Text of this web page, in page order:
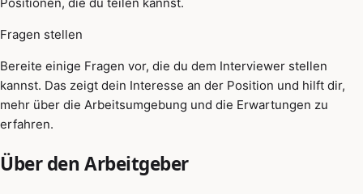
Fragen stellen
Bereite einige Fragen vor, die du dem Interviewer stellen
kannst. Das zeigt dein Interesse an der Position und hilft dir,
mehr über die Arbeitsumgebung und die Erwartungen zu
erfahren.
Über den Arbeitgeber